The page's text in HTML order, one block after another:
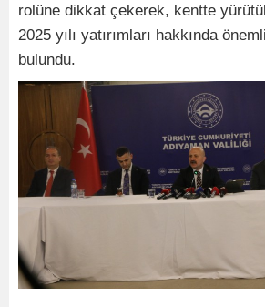
rolüne dikkat çekerek, kentte
2025 yılı yatırımları hakkında
bulundu.